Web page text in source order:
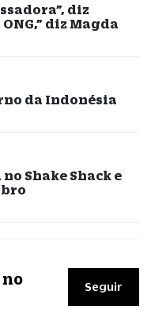
diz
diz Magda
da Indonésia
Shake Shack e
no
Seguir